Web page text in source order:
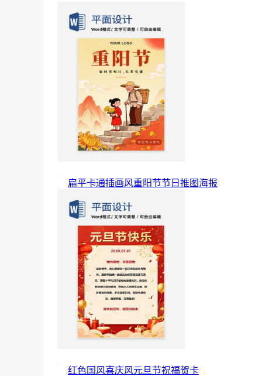
扁平卡通插画风重阳节节日推图海报
红色国风喜庆风元旦节祝福贺卡